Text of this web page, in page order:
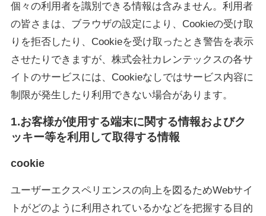
個々の利用者を識別できる情報は含みません。利用者
の皆さまは、ブラウザの設定により、Cookieの受け取
りを拒否したり、Cookieを受け取ったとき警告を表示
させたりできますが、株式会社カレンテックスの各サ
イトのサービスには、Cookieなしではサービス内容に
制限が発生したり利用できない場合があります。
1.お客様が使用する端末に関する情報およびク
ッキー等を利用して取得する情報
cookie
ユーザーエクスペリエンスの向上を図るためWebサイ
トがどのように利用されているかなどを把握する目的